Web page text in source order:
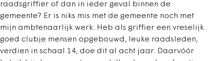
raadsgriffier of dan in ieder geval binnen de
gemeente? Er is niks mis met de gemeente noch met
mijn ambtenaarlijk werk. Heb als griffier een vreselijk
goed clubje mensen opgebouwd, leuke raadsleden,
verdien in schaal 14, doe dit al acht jaar. Daarvóór